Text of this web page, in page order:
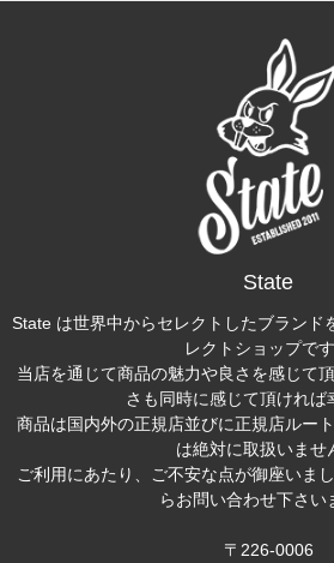
State
State は世界中からセレクトしたブランド
レクトショップです
当店を通じて商品の魅力や良さを感じて
さも同時に感じて頂ければ
商品は国内外の正規店並びに正規店ルー
は絶対に取扱いませ
ご利用にあたり、ご不安な点が御座いま
らお問い合わせ下さい
〒226-0006